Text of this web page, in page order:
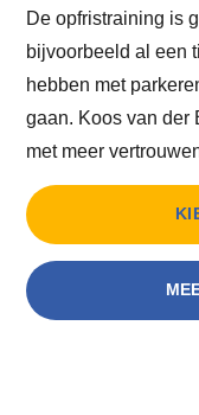
De opfristraining is
bijvoorbeeld al een
hebben met
gaan. Koos van der
met meer